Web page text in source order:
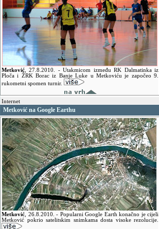
Metković ,27.8.2010. - Utakmicom između RK Dalmatinka iz
Ploča i ŽRK Borac iz Banje Luke u Metkoviću je započeo 9.
rukometni spomen turnir.
Internet
Metković na Google Earthu
Metković 26.8.2010. - Popularni Google Earth konačno je cijeli
Metković pokrio satelitskim snimkama dosta visoke rezolucije.